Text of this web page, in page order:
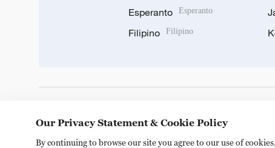
Esperanto Esperanto
Filipino Filipino
Our Privacy Statement & Cookie Policy
By continuing to browse our site you agree to our use of